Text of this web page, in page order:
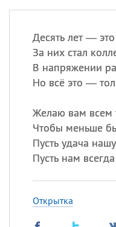
Десять лет —
За них стал
В напряжении
Но всё это —
Желаю вам всем
Чтобы меньше
Пусть удача
Пусть нам
Открытка